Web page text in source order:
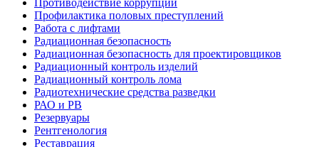
Противодействие коррупции
Профилактика половых преступлений
Работа с лифтами
Радиационная безопасность
Радиационная безопасность для проектировщиков
Радиационный контроль изделий
Радиационный контроль лома
Радиотехнические средства разведки
РАО и РВ
Резервуары
Рентгенология
Реставрация